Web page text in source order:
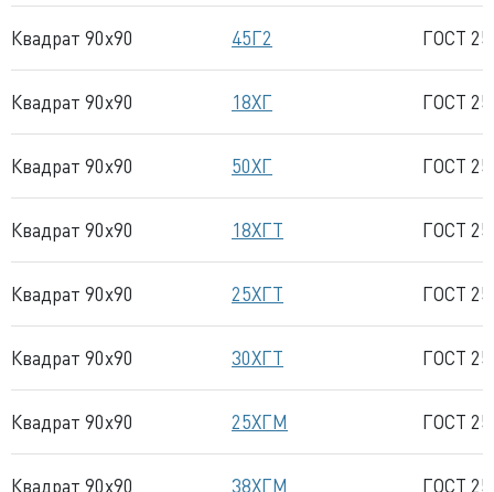
Квадрат 90x90 45Г2 ГОСТ
Квадрат 90x90 18ХГ ГОСТ
Квадрат 90x90 50ХГ ГОСТ
Квадрат 90x90 18ХГТ ГОСТ
Квадрат 90x90 25ХГТ ГОСТ
Квадрат 90x90 30ХГТ ГОСТ
Квадрат 90x90 25ХГМ ГОСТ
Квадрат 90x90 38ХГМ ГОСТ